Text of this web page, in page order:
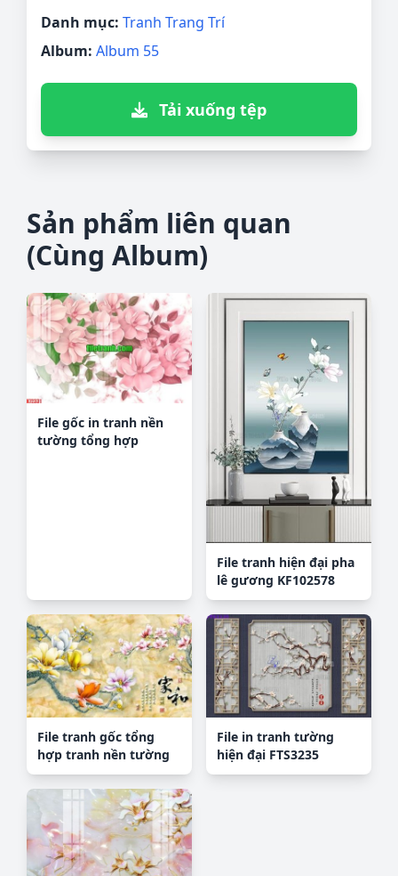
Danh mục: Tranh Trang Trí
Album: Album 55
Tải xuống tệp
Sản phẩm liên quan
(Cùng Album)
File gốc in tranh nền
tường tổng hợp
File tranh hiện đại pha
lê gương KF102578
File tranh gốc tổng
hợp tranh nền tường
đẹp K95031
File in tranh tường
hiện đại FTS3235